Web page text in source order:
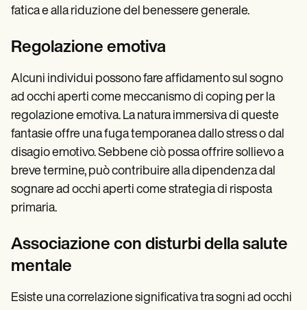
fatica e alla riduzione del benessere generale.
Regolazione emotiva
Alcuni individui possono fare affidamento sul sogno
ad occhi aperti come meccanismo di coping per la
regolazione emotiva. La natura immersiva di queste
fantasie offre una fuga temporanea dallo stress o dal
disagio emotivo. Sebbene ciò possa offrire sollievo a
breve termine, può contribuire alla dipendenza dal
sognare ad occhi aperti come strategia di risposta
primaria.
Associazione con disturbi della salute
mentale
Esiste una correlazione significativa tra sogni ad occhi